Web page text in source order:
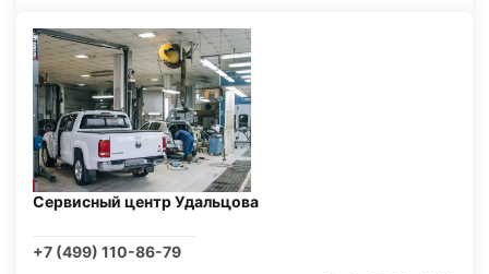
Сервисный центр Удальцова
+7 (499) 110-86-79